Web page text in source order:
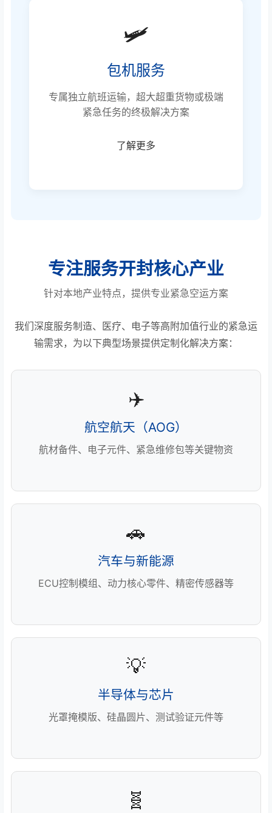
🛩️
包机服务
专属独立航班运输，超大超重货物或极端
紧急任务的终极解决方案
了解更多
专注服务开封核心产业
针对本地产业特点，提供专业紧急空运方案
我们深度服务制造、医疗、电子等高附加值行业的紧急运
输需求，为以下典型场景提供定制化解决方案：
✈️
航空航天（AOG）
航材备件、电子元件、紧急维修包等关键物资
🚗
汽车与新能源
ECU控制模组、动力核心零件、精密传感器等
💡
半导体与芯片
光罩掩模版、硅晶圆片、测试验证元件等
🧬